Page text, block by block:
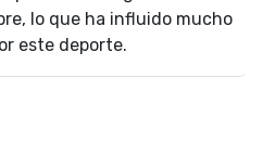
lo que ha influido mucho
este deporte.